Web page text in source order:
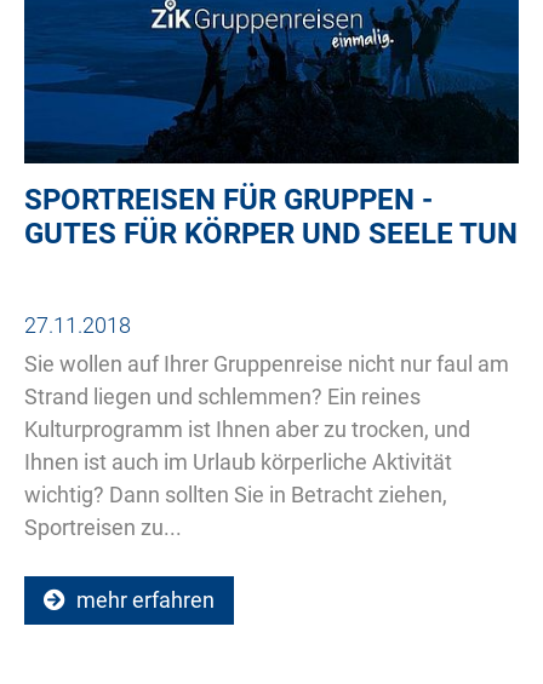
SPORTREISEN FÜR GRUPPEN -
GUTES FÜR KÖRPER UND SEELE TUN
27.11.2018
Sie wollen auf Ihrer Gruppenreise nicht nur faul am
Strand liegen und schlemmen? Ein reines
Kulturprogramm ist Ihnen aber zu trocken, und
Ihnen ist auch im Urlaub körperliche Aktivität
wichtig? Dann sollten Sie in Betracht ziehen,
Sportreisen zu...
mehr erfahren